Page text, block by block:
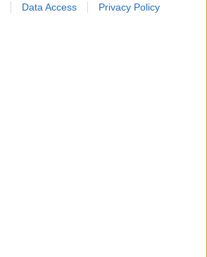
Data Access Privacy Policy